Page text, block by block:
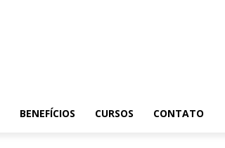
BENEFÍCIOS CURSOS CONTATO